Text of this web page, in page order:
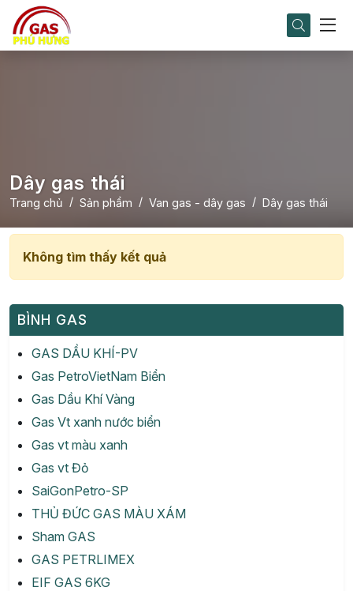
Dây gas thái
Trang chủ Sản phẩm Van gas - dây gas Dây gas thái
Không tìm thấy kết quả
BÌNH GAS
GAS DẦU KHÍ-PV
Gas PetroVietNam Biển
Gas Dầu Khí Vàng
Gas Vt xanh nước biển
Gas vt màu xanh
Gas vt Đỏ
SaiGonPetro-SP
THỦ ĐỨC GAS MÀU XÁM
Sham GAS
GAS PETRLIMEX
EIF GAS 6KG